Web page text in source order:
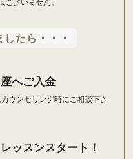
ございません。
たら・・・
へご入金
ウンセリング時にご相談下さ
ッスンスタート！